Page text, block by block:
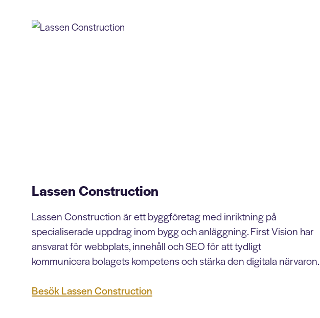
Lassen Construction
Lassen Construction är ett byggföretag med inriktning på
specialiserade uppdrag inom bygg och anläggning. First Vision har
ansvarat för webbplats, innehåll och SEO för att tydligt
kommunicera bolagets kompetens och stärka den digitala närvaron.
Besök Lassen Construction